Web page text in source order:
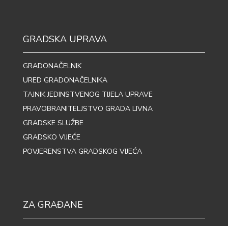
GRADSKA UPRAVA
GRADONAČELNIK
URED GRADONAČELNIKA
TAJNIK JEDINSTVENOG TIJELA UPRAVE
PRAVOBRANITELJSTVO GRADA LIVNA
GRADSKE SLUŽBE
GRADSKO VIJEĆE
POVJERENSTVA GRADSKOG VIJEĆA
ZA GRAĐANE